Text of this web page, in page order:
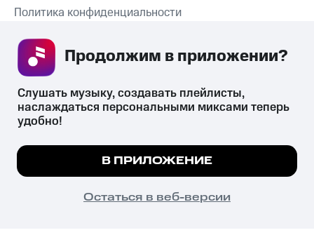
СКАЧАТЬ ПРИЛОЖЕНИЕ
Политика конфиденциальности
психотропных веществ, их аналогов причиняет вред здоровью,
их незаконный оборот запрещён и влечёт установленную
законодательством ответственность.
© 2026 ООО «КИОН».
Все права защищены
Мы используем куки, чтобы на сайте все
Подробнее
ПОНЯТНО
Слушать музыку, создавать плейлисты,
наслаждаться персональными миксами теперь
удобно!
В ПРИЛОЖЕНИЕ
Остаться в веб-версии